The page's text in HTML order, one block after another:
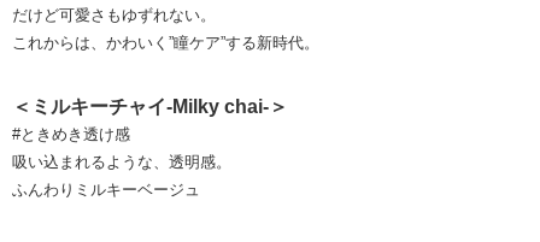
だけど可愛さもゆずれない。
これからは、かわいく”瞳ケア”する新時代。
＜ミルキーチャイ-Milky chai-＞
#ときめき透け感
吸い込まれるような、透明感。
ふんわりミルキーベージュ